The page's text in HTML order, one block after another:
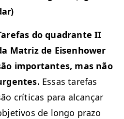
do quad­ranteII
Matriz de Eisen­how­er
impor­tantes, mas não
Essas tare­fas
críti­cas para alcançar
de lon­go pra­zo